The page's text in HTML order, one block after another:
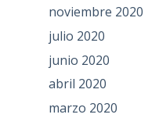
noviembre 2020
julio 2020
junio 2020
abril 2020
marzo 2020